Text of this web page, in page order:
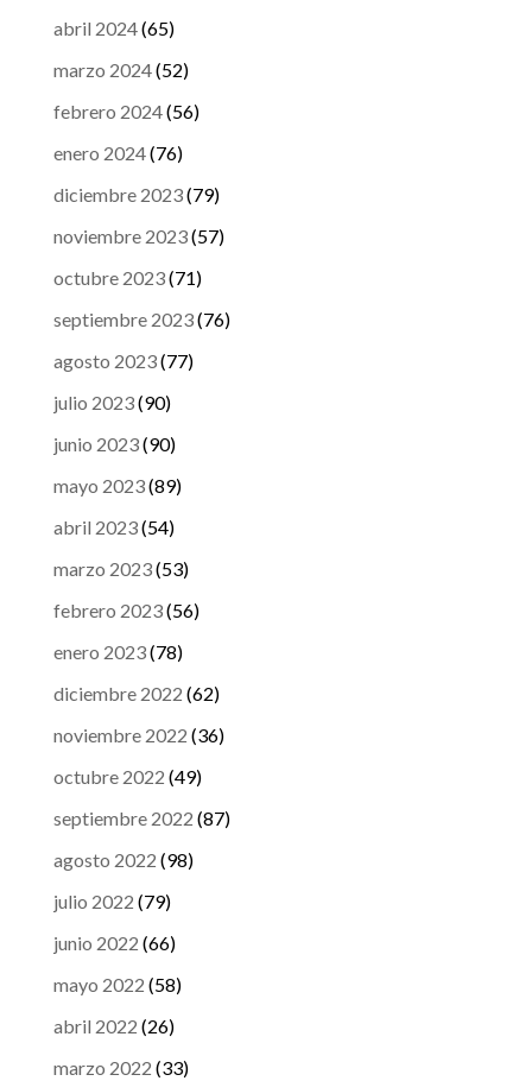
abril 2024(65)
marzo 2024(52)
febrero 2024(56)
enero 2024(76)
diciembre 2023(79)
noviembre 2023(57)
octubre 2023(71)
septiembre 2023(76)
agosto 2023(77)
julio 2023(90)
junio 2023(90)
mayo 2023(89)
abril 2023(54)
marzo 2023(53)
febrero 2023(56)
enero 2023(78)
diciembre 2022 (62)
noviembre 2022 (36)
octubre 2022 (49)
septiembre 2022 (87)
agosto 2022 (98)
julio 2022 (79)
junio 2022 (66)
mayo 2022 (58)
abril 2022 (26)
marzo 2022 (33)